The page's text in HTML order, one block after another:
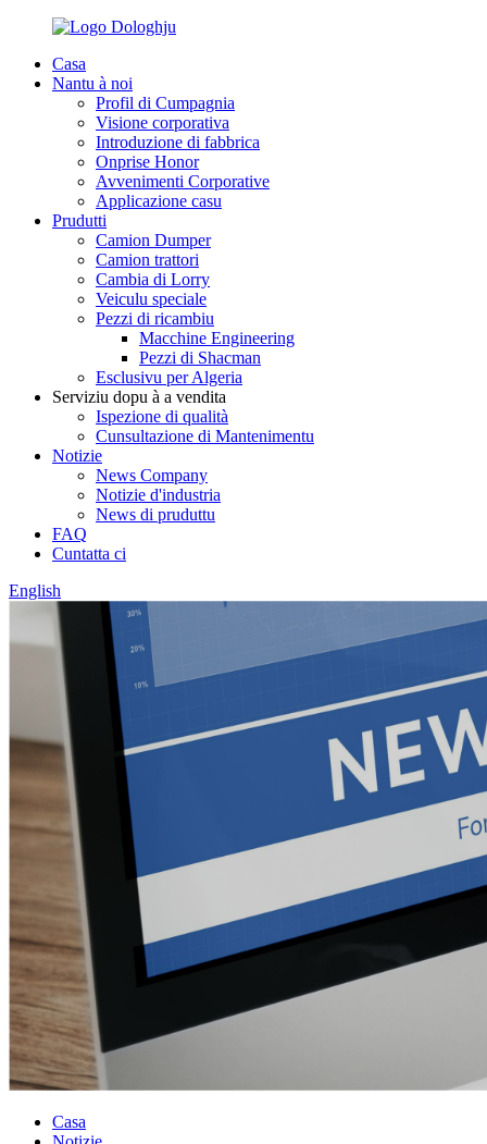
Casa
Nantu à noi
Profil di Cumpagnia
Visione corporativa
Introduzione di fabbrica
Onprise Honor
Avvenimenti Corporative
Applicazione casu
Prudutti
Camion Dumper
Camion trattori
Cambia di Lorry
Veiculu speciale
Pezzi di ricambiu
Macchine Engineering
Pezzi di Shacman
Esclusivu per Algeria
Serviziu dopu à a vendita
Ispezione di qualità
Cunsultazione di Mantenimentu
Notizie
News Company
Notizie d'industria
News di pruduttu
FAQ
Cuntatta ci
English
Casa